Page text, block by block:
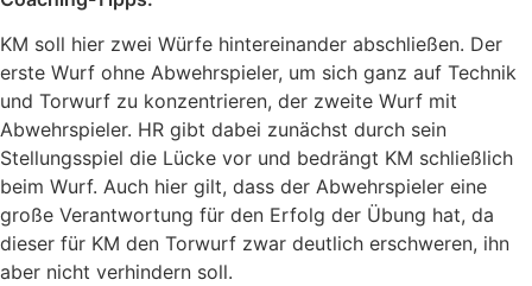
KM soll hier zwei Würfe hintereinander abschließen. Der
erste Wurf ohne Abwehrspieler, um sich ganz auf Technik
und Torwurf zu konzentrieren, der zweite Wurf mit
Abwehrspieler. HR gibt dabei zunächst durch sein
Stellungsspiel die Lücke vor und bedrängt KM schließlich
beim Wurf. Auch hier gilt, dass der Abwehrspieler eine
große Verantwortung für den Erfolg der Übung hat, da
dieser für KM den Torwurf zwar deutlich erschweren, ihn
aber nicht verhindern soll.